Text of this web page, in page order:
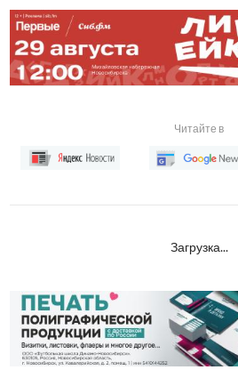
Читайте в
Загрузка...